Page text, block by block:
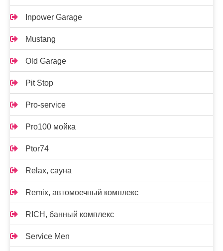
Inpower Garage
Mustang
Old Garage
Pit Stop
Pro-service
Pro100 мойка
Ptor74
Relax, сауна
Remix, автомоечный комплекс
RICH, банный комплекс
Service Men